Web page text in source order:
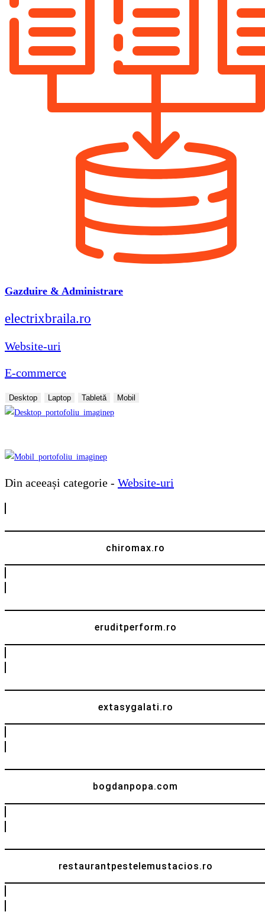
Gazduire & Administrare
electrixbraila.ro
Website-uri
E-commerce
Desktop Laptop Tabletă Mobil
Din aceeași categorie - Website-uri
chiromax.ro
eruditperform.ro
extasygalati.ro
bogdanpopa.com
restaurantpestelemustacios.ro